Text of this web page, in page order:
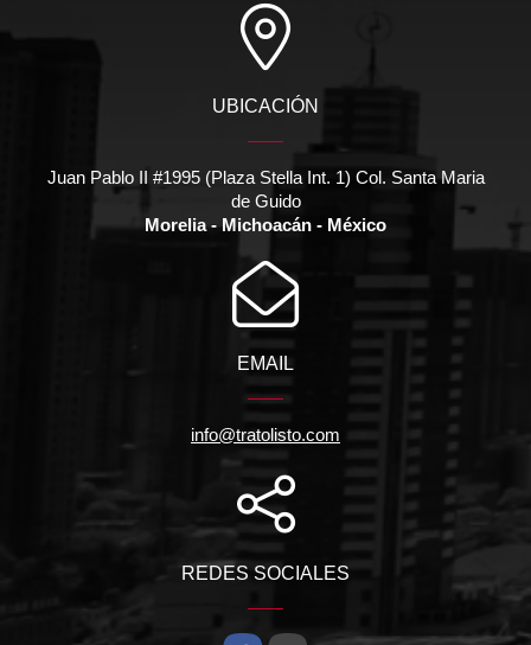
UBICACIÓN
Juan Pablo II #1995 (Plaza Stella Int. 1) Col. Santa Maria
de Guido
Morelia - Michoacán - México
EMAIL
info@tratolisto.com
REDES SOCIALES